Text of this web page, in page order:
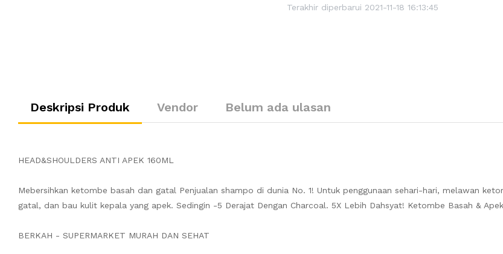
Terakhir diperbarui 2021-11-18 16:13:45
Deskripsi Produk Vendor Belum ada ulasan
HEAD&SHOULDERS ANTI APEK 160ML
Mebersihkan ketombe basah dan gatal Penjualan shampo di dunia No. 1! Untuk penggunaan sehari-hari, melawan
gatal, dan bau kulit kepala yang apek. Sedingin -5 Derajat Dengan Charcoal. 5X Lebih Dahsyat! Ketombe Basah &
BERKAH - SUPERMARKET MURAH DAN SEHAT